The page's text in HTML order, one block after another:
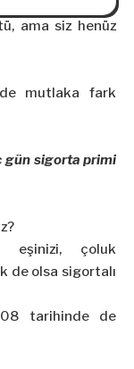
ama siz henüz
mutlaka fark
gün sigorta primi
eşinizi, çoluk
de olsa sigortalı
tarihinde de